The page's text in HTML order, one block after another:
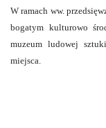
W ramach ww.
bogatym kulturowo
muzeum ludowej
miejsca.